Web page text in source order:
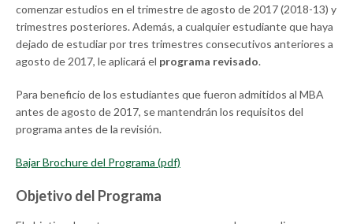
comenzar estudios en el trimestre de agosto de 2017 (2018-13) y
trimestres posteriores. Además, a cualquier estudiante que haya
dejado de estudiar por tres trimestres consecutivos anteriores a
agosto de 2017, le aplicará el programa revisado.
Para beneficio de los estudiantes que fueron admitidos al MBA
antes de agosto de 2017, se mantendrán los requisitos del
programa antes de la revisión.
Bajar Brochure del Programa (pdf)
Objetivo del Programa